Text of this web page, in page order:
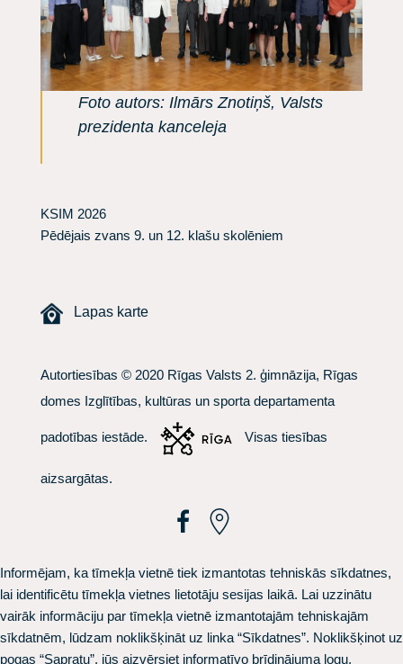
Foto autors: Ilmārs Znotiņš, Valsts
prezidenta kanceleja
KSIM 2026
​Pēdējais zvans 9. un 12. klašu skolēniem
Lapas karte
Autortiesības © 2020 Rīgas Valsts 2. ģimnāzija, Rīgas
domes Izglītības, kultūras un sporta departamenta
padotības iestāde. Visas tiesības
aizsargātas.
Informējam, ka tīmekļa vietnē tiek izmantotas tehniskās sīkdatnes,
lai identificētu tīmekļa vietnes lietotāju sesijas laikā. Lai uzzinātu
vairāk informāciju par tīmekļa vietnē izmantotajām tehniskajām
sīkdatnēm, lūdzam noklikšķināt uz linka “Sīkdatnes”. Noklikšķinot uz
pogas “Sapratu”, jūs aizvērsiet informatīvo brīdinājuma logu.